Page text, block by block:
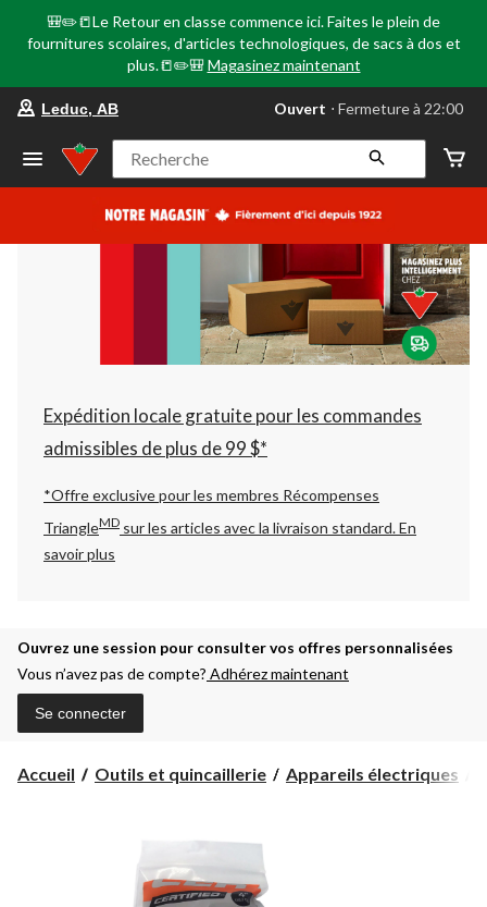
🎒✏️📒Le Retour en classe commence ici. Faites le plein de
fournitures scolaires, d'articles technologiques, de sacs à dos et
plus.📒✏️🎒 Magasinez maintenant
votre
préféré
Leduc,
AB,
courament
Fermeture
à
22:00
cliquer
pour
changer
Leduc, AB Ouvert ⋅ Fermeture à 22:00
Recherche
Expédition locale gratuite pour les commandes
admissibles de plus de 99 $*
*Offre exclusive pour les membres Récompenses
TriangleMD sur les articles avec la livraison standard.En
savoir plus
Ouvrez une session pour consulter vos offres personnalisées
Vous n’avez pas de compte? Adhérez maintenant
Se connecter
Accueil Outils et quincaillerie Appareils électriques